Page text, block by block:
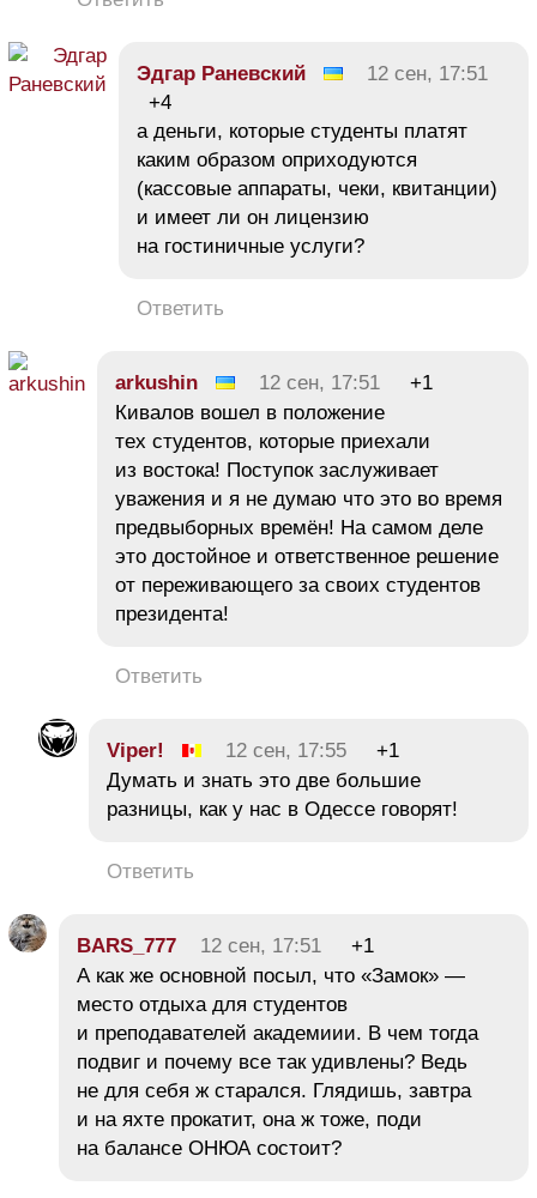
Эдгар Раневский
12 сен, 17:51
+4
а деньги, которые студенты платят
каким образом оприходуются
(кассовые аппараты, чеки, квитанции)
и имеет ли он лицензию
на гостиничные услуги?
Ответить
arkushin 12 сен, 17:51
+1
Кивалов вошел в положение
тех студентов, которые приехали
из востока! Поступок заслуживает
уважения и я не думаю что это во время
предвыборных времён! На самом деле
это достойное и ответственное решение
от переживающего за своих студентов
президента!
Ответить
Viper! 12 сен, 17:55
+1
Думать и знать это две большие
разницы, как у нас в Одессе говорят!
Ответить
BARS_777 12 сен, 17:51
+1
А как же основной посыл, что «Замок» —
место отдыха для студентов
и преподавателей академиии. В чем тогда
подвиг и почему все так удивлены? Ведь
не для себя ж старался. Глядишь, завтра
и на яхте прокатит, она ж тоже, поди
на балансе ОНЮА состоит?